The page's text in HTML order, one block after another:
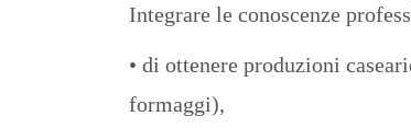
Integrare le conoscenze
• di ottenere produzioni
formaggi),